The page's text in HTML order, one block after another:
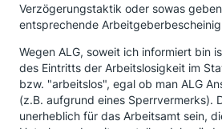
Verzögerungstaktik oder sowas
entsprechende
Wegen ALG, soweit ich informiert bin
des Eintritts der Arbeitslosigkeit im
bzw. "arbeitslos", egal ob man ALG
(z.B. aufgrund eines Sperrvermerks).
unerheblich für das Arbeitsamt sein,